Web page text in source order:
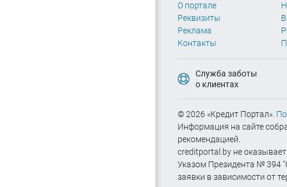
О портале
Реквизиты
Реклама
Контакты
Служба заботы
о клиентах
© 2026 «Кредит Портал».
Информация на сайте
рекомендацией.
creditportal.by не
Указом Президента № 394
заявки в зависимости от